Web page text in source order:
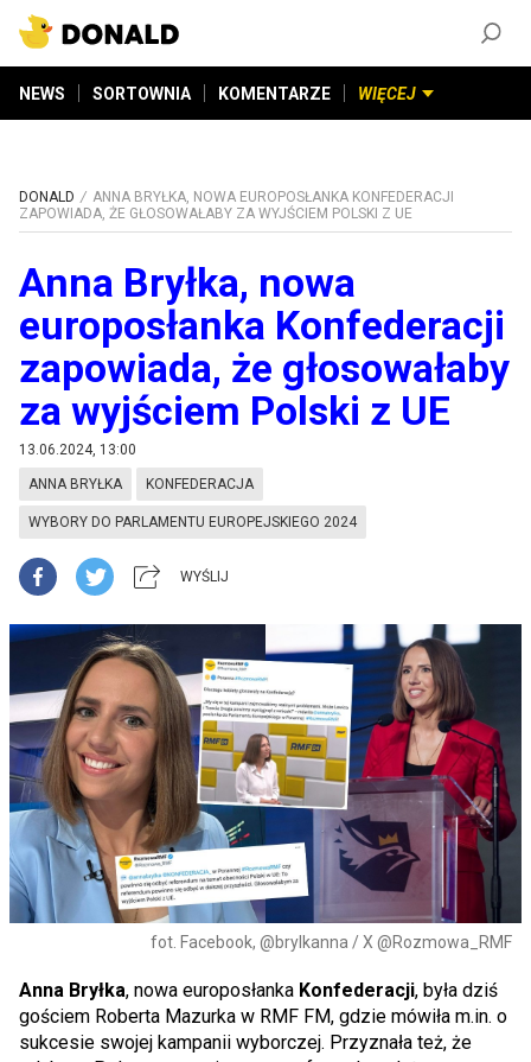
NEWS SORTOWNIA KOMENTARZE WIĘCEJ
DONALD
ANNA BRYŁKA, NOWA EUROPOSŁANKA KONFEDERACJI
ZAPOWIADA, ŻE GŁOSOWAŁABY ZA WYJŚCIEM POLSKI Z UE
Anna Bryłka, nowa
europosłanka Konfederacji
zapowiada, że głosowałaby
za wyjściem Polski z UE
13.06.2024, 13:00
ANNA BRYŁKA KONFEDERACJA
WYBORY DO PARLAMENTU EUROPEJSKIEGO 2024
WYŚLIJ
fot. Facebook, @brylkanna / X @Rozmowa_RMF
Anna Bryłka, nowa europosłanka Konfederacji, była dziś
gościem Roberta Mazurka w RMF FM, gdzie mówiła m.in. o
sukcesie swojej kampanii wyborczej. Przyznała też, że